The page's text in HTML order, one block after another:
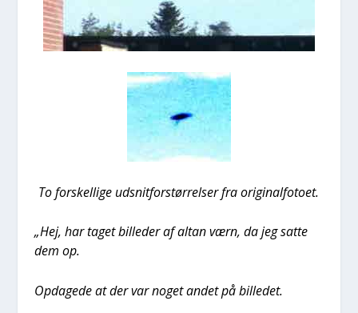
To for­skel­li­ge udsnit­for­stør­rel­ser fra ori­gi­nal­fo­to­et.
„Hej, har taget bil­le­der af altan værn, da jeg sat­te
dem op.
Opda­ge­de at der var noget andet på bil­le­det.